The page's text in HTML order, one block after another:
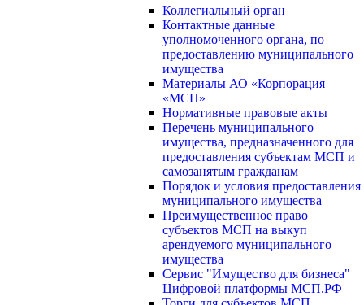
Коллегиальный орган
Контактные данные
уполномоченного органа, по
предоставлению муниципального
имущества
Материалы АО «Корпорация
«МСП»
Нормативные правовые акты
Перечень муниципального
имущества, предназначенного для
предоставления субъектам МСП и
самозанятым гражданам
Порядок и условия предоставления
муниципального имущества
Преимущественное право
субъектов МСП на выкуп
арендуемого муниципального
имущества
Сервис "Имущество для бизнеса"
Цифровой платформы МСП.РФ